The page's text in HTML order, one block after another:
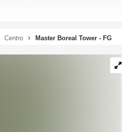
Centro Master Boreal Tower - FG